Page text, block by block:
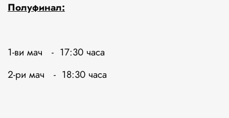
Полуфинал:
1-ви мач - 17:30 часа
2-ри мач - 18:30 часа